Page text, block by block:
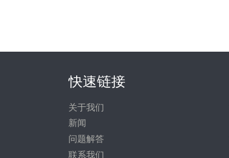
快速链接
关于我们
新闻
问题解答
联系我们